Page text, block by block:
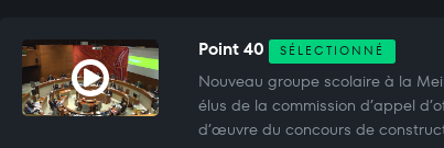
Point 40 SÉLECTIONNÉ
Nouveau groupe scolaire à la
élus de la commission d’appel
d’œuvre du concours de